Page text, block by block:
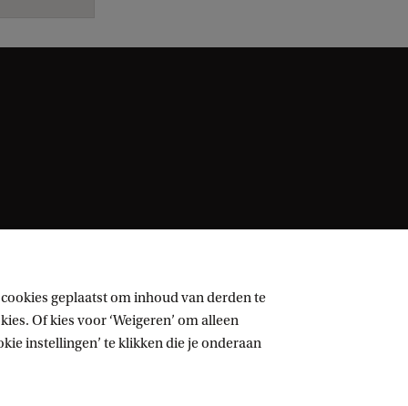
geplaatst om inhoud van derden te
Of kies voor ‘Weigeren’ om alleen
instellingen’ te klikken die je onderaan